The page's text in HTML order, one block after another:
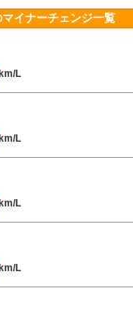
イナーチェンジ一覧
L
L
L
L